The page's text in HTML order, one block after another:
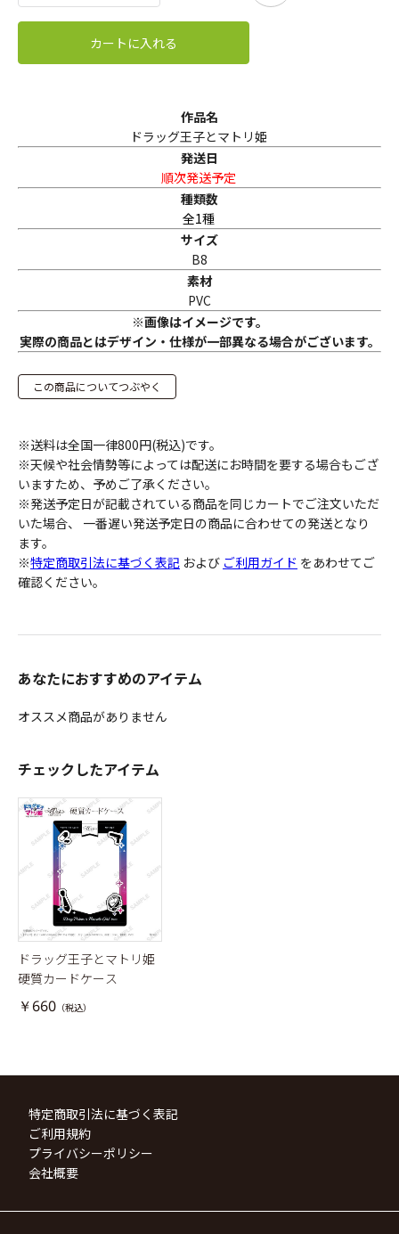
カートに入れる
作品名
ドラッグ王子とマトリ姫
発送日
順次発送予定
種類数
全1種
サイズ
B8
素材
PVC
※画像はイメージです。
実際の商品とはデザイン・仕様が一部異なる場合がございます。
この商品についてつぶやく
※送料は全国一律800円(税込)です。
※天候や社会情勢等によっては配送にお時間を要する場合もござ
いますため、予めご了承ください。
※発送予定日が記載されている商品を同じカートでご注文いただ
いた場合、 一番遅い発送予定日の商品に合わせての発送となり
ます。
※特定商取引法に基づく表記 および ご利用ガイド をあわせてご
確認ください。
あなたにおすすめのアイテム
オススメ商品がありません
チェックしたアイテム
ドラッグ王子とマトリ姫
硬質カードケース
￥660 （税込）
特定商取引法に基づく表記
ご利用規約
プライバシーポリシー
会社概要